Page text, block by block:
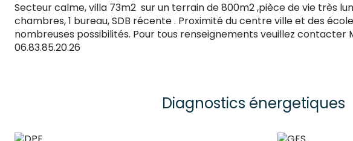
Secteur calme, villa 73m2 sur un terrain de 800m2 ,pièce de vie très
chambres, 1 bureau, SDB récente . Proximité du centre ville et des
nombreuses possibilités. Pour tous renseignements veuillez contacter
06.83.85.20.26
Diagnostics énergetiques